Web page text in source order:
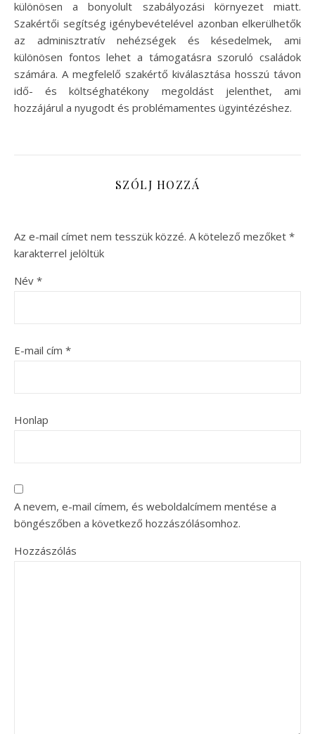
különösen a bonyolult szabályozási környezet miatt.
Szakértői segítség igénybevételével azonban elkerülhetők
az adminisztratív nehézségek és késedelmek, ami
különösen fontos lehet a támogatásra szoruló családok
számára. A megfelelő szakértő kiválasztása hosszú távon
idő- és költséghatékony megoldást jelenthet, ami
hozzájárul a nyugodt és problémamentes ügyintézéshez.
SZÓLJ HOZZÁ
Az e-mail címet nem tesszük közzé. A kötelező mezőket *
karakterrel jelöltük
Név *
E-mail cím *
Honlap
A nevem, e-mail címem, és weboldalcímem mentése a
böngészőben a következő hozzászólásomhoz.
Hozzászólás